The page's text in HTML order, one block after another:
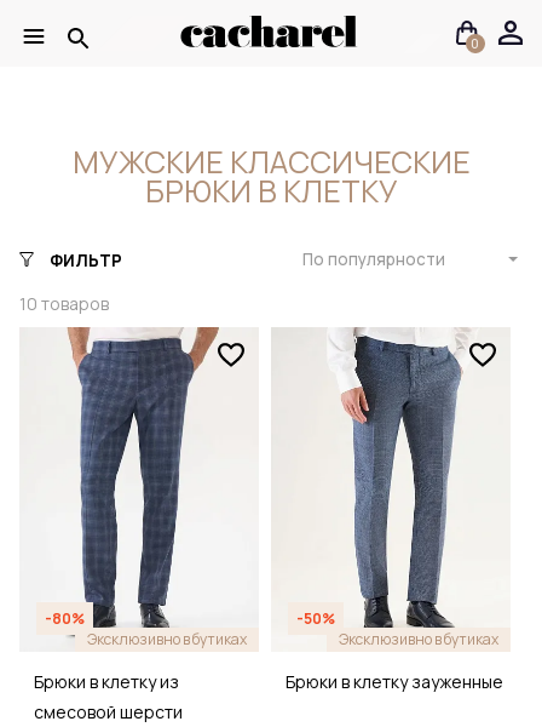
0
МУЖСКИЕ КЛАССИЧЕСКИЕ
БРЮКИ В КЛЕТКУ
ФИЛЬТР
10 товаров
По популярности
-80%
Эксклюзивно в бутиках
Брюки в клетку из
смесовой шерсти
-50%
Эксклюзивно в бутиках
Брюки в клетку зауженные